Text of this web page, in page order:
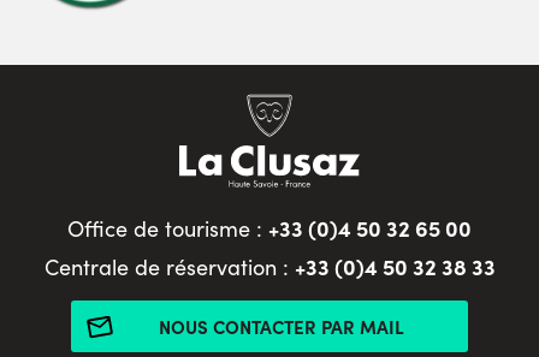
Office de tourisme : +33 (0)4 50 32 65 00
Centrale de réservation : +33 (0)4 50 32 38 33
NOUS CONTACTER PAR MAIL